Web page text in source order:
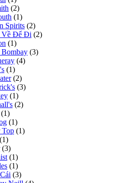
(2)
(1)
Spirits (2)
Về Để Đi (2)
(1)
(3)
(4)
(1)
(2)
(3)
(1)
(2)
(1)
(1)
Top (1)
(1)
(3)
(1)
(1)
(3)